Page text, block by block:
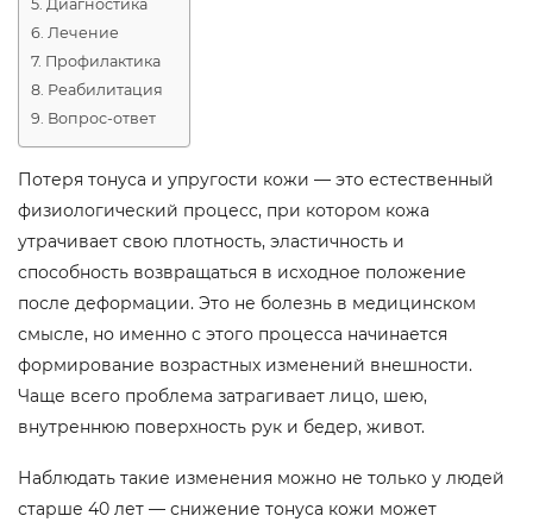
Диагностика
Лечение
Профилактика
Реабилитация
Вопрос-ответ
Потеря тонуса и упругости кожи — это естественный
физиологический процесс, при котором кожа
утрачивает свою плотность, эластичность и
способность возвращаться в исходное положение
после деформации. Это не болезнь в медицинском
смысле, но именно с этого процесса начинается
формирование возрастных изменений внешности.
Чаще всего проблема затрагивает лицо, шею,
внутреннюю поверхность рук и бедер, живот.
Наблюдать такие изменения можно не только у людей
старше 40 лет — снижение тонуса кожи может